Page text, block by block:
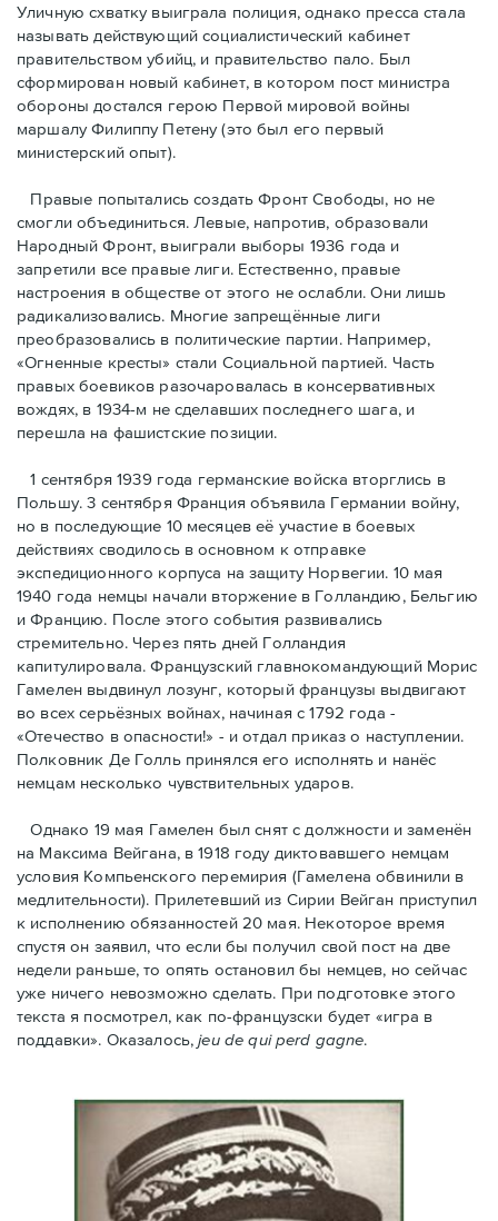
Уличную схватку выиграла полиция, однако пресса стала
называть действующий социалистический кабинет
правительством убийц, и правительство пало. Был
сформирован новый кабинет, в котором пост министра
обороны достался герою Первой мировой войны
маршалу Филиппу Петену (это был его первый
министерский опыт).
Правые пoпытались создать Фронт Свободы, но не
смогли объединиться. Левые, напротив, образовали
Народный Фронт, выиграли выборы 1936 года и
запретили все правые лиги. Естественно, правые
настроения в обществе от этого не ослабли. Они лишь
радикализовались. Многие запрещённые лиги
преобразовались в политические партии. Например,
«Огненные кресты» стали Социальной партией. Часть
правых боевиков разочаровалась в консервативных
вождях, в 1934-м не сделавших последнего шага, и
перешла на фашистские позиции.
1 сентября 1939 года германские войска вторглись в
Польшу. 3 сентября Франция объявила Германии войну,
но в последующие 10 месяцев её участие в боевых
действиях сводилось в основном к отправке
экспедиционного корпуса на защиту Норвегии. 10 мая
1940 года немцы начали вторжение в Голландию, Бельгию
и Францию. После этого события развивались
стремительно. Через пять дней Голландия
капитулировала. Французский главнокомандующий Морис
Гамелен выдвинул лозунг, который французы выдвигают
во всех серьёзных войнах, начиная с 1792 года -
«Отечество в опасности!» - и отдал приказ о наступлении.
Полковник Дe Голль принялся его исполнять и нанёс
немцам несколько чувствительных ударов.
Однако 19 мая Гамелен был снят с должности и заменён
на Максима Вейгана, в 1918 году диктовавшего немцам
условия Компьенского перемирия (Гамелена обвинили в
медлительности). Прилетевший из Сирии Вейган приступил
к исполнению обязанностей 20 мая. Hекоторое время
спустя oн заявил, что если бы получил свой пост на две
недели раньше, то опять остановил бы немцев, но сейчас
уже ничего невозможно сделать. При подготовке этого
текста я посмотрел, как по-французски будет «игра в
поддавки». Оказалось,jeu de qui perd gagne.